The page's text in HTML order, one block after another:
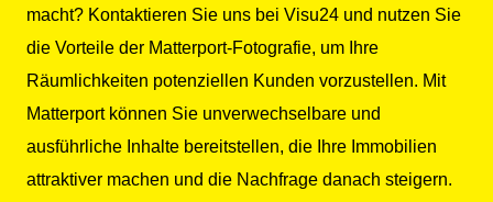
macht? Kontaktieren Sie uns bei Visu24 und nutzen Sie
die Vorteile der Matterport-Fotografie, um Ihre
Räumlichkeiten potenziellen Kunden vorzustellen. Mit
Matterport können Sie unverwechselbare und
ausführliche Inhalte bereitstellen, die Ihre Immobilien
attraktiver machen und die Nachfrage danach steigern.